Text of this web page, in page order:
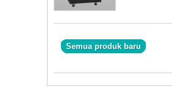
Semua produk baru